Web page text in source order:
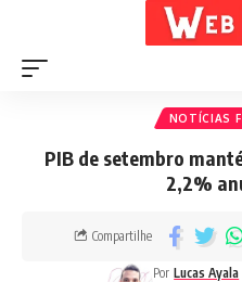
NOTÍCIAS
PIB de setembro
2,2%
Por Lucas Ayala
Compartilhe